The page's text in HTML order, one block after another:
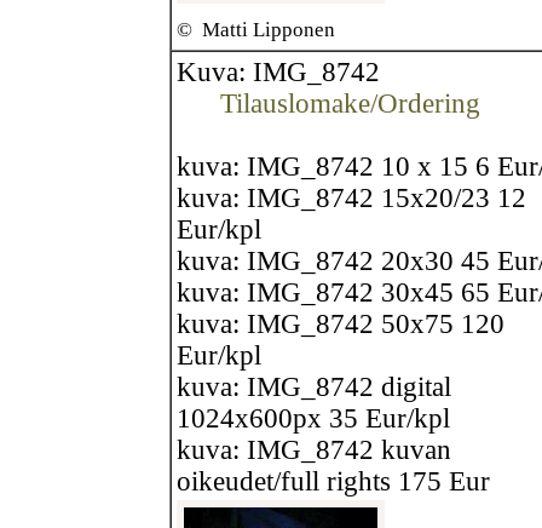
© Matti Lipponen
Kuva: IMG_8742
Tilauslomake/Ordering
kuva: IMG_8742 10 x 15 6
kuva: IMG_8742 15x20/23 12
Eur/kpl
kuva: IMG_8742 20x30 45
kuva: IMG_8742 30x45 65
kuva: IMG_8742 50x75 120
Eur/kpl
kuva: IMG_8742 digital
1024x600px 35 Eur/kpl
kuva: IMG_8742 kuvan
oikeudet/full rights 175 Eur